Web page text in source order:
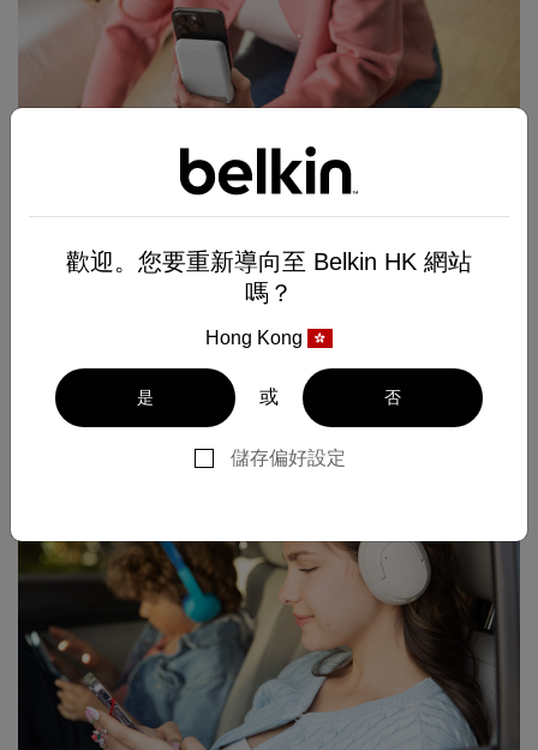
Eine neue Art zu laden
Universaladapter und Ladegeräte mit
Mehrfachanschlüssen speziell für unterwegs.
Ladezubehör kaufen
歡迎。您要重新導向至 Belkin HK 網站
嗎？
Hong Kong
是 或 否
儲存偏好設定